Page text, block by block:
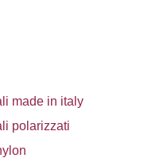
made in italy
polarizzati